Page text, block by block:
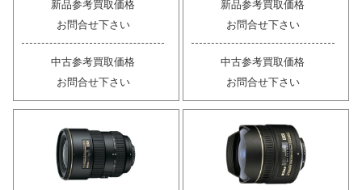
新品参考買取価格
お問合せ下さい
中古参考買取価格
お問合せ下さい
新品参考買取価格
お問合せ下さい
中古参考買取価格
お問合せ下さい